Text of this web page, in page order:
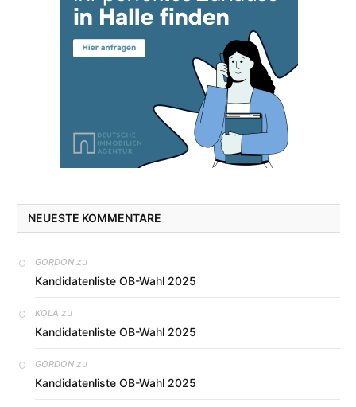
NEUESTE KOMMENTARE
GORDONzu
Kandidatenliste OB-Wahl 2025
KOLA zu
Kandidatenliste OB-Wahl 2025
GORDONzu
Kandidatenliste OB-Wahl 2025